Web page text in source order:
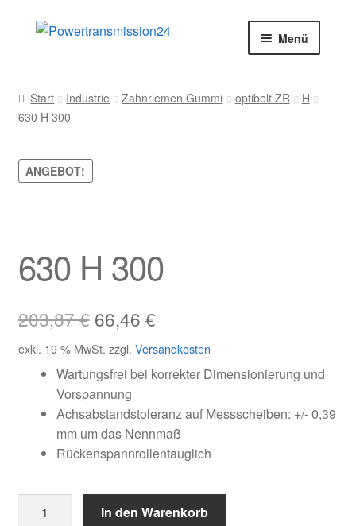
Zur
Zum
Menü
AGB
Blog
Kasse
Kontakt
Kundeninformationen
Mein Konto
Shop
Versandarten
Start Industrie Zahnriemen Gummi optibelt ZR
H
630 H 300
ANGEBOT!
630 H 300
203,87€ Ursprünglicher
Preis
war:
203,87 €
66,46 €Aktueller
Preis
ist:
66,46 €.
exkl. 19 % MwSt. zzgl. Versandkosten
Wartungsfrei bei korrekter Dimensionierung und
Vorspannung
Achsabstandstoleranz auf Messscheiben: +/- 0,39
mm um das Nennmaß
Rückenspannrollentauglich
In den Warenkorb